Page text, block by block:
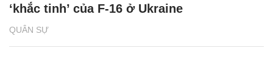
QUÂN SỰ
‘khắc tinh’ của F-16 ở Ukraine